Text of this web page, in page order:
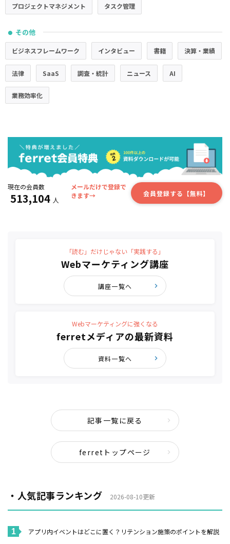
プロジェクトマネジメント タスク管理
● その他
ビジネスフレームワーク インタビュー 書籍 決算・業績
法律 SaaS 調査・統計 ニュース AI
業務効率化
現在の会員数
513,104 人
メールだけで登録で
きます→
会員登録する【無料】
「読む」だけじゃない「実践する」
Webマーケティング講座
講座一覧へ
Webマーケティングに強くなる
ferretメディアの最新資料
資料一覧へ
記事一覧に戻る
ferretトップページ
・人気記事ランキング 2026-08-10更新
アプリ内イベントはどこに置く？リテンション施策のポイントを解説